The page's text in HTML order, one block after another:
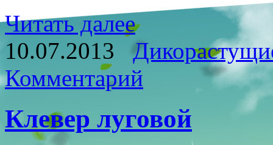
Читать далее
10.07.2013
Комментарий
Клевер луговой